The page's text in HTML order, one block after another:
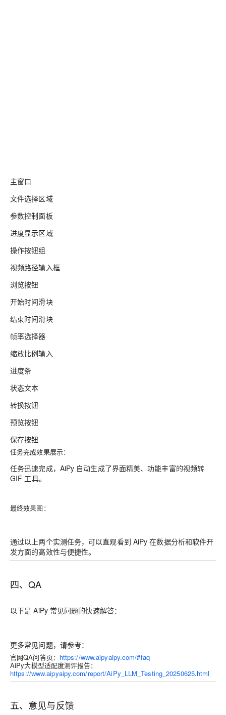
主窗口
文件选择区域
参数控制面板
进度显示区域
操作按钮组
视频路径输入框
浏览按钮
开始时间滑块
结束时间滑块
帧率选择器
缩放比例输入
进度条
状态文本
转换按钮
预览按钮
保存按钮
任务完成效果展示：
任务迅速完成，AiPy 自动生成了界面精美、功能丰富的视频转
GIF 工具。
最终效果图：
通过以上两个实测任务，可以直观看到 AiPy 在数据分析和软件开
发方面的高效性与便捷性。
四、QA
以下是 AiPy 常见问题的快速解答：
更多常见问题，请参考：
官网QA问答页： https://www.aipyaipy.com/#faq
AiPy大模型适配度测评报告：
https://www.aipyaipy.com/report/AiPy_LLM_Testing_20250625.html
五、意见与反馈